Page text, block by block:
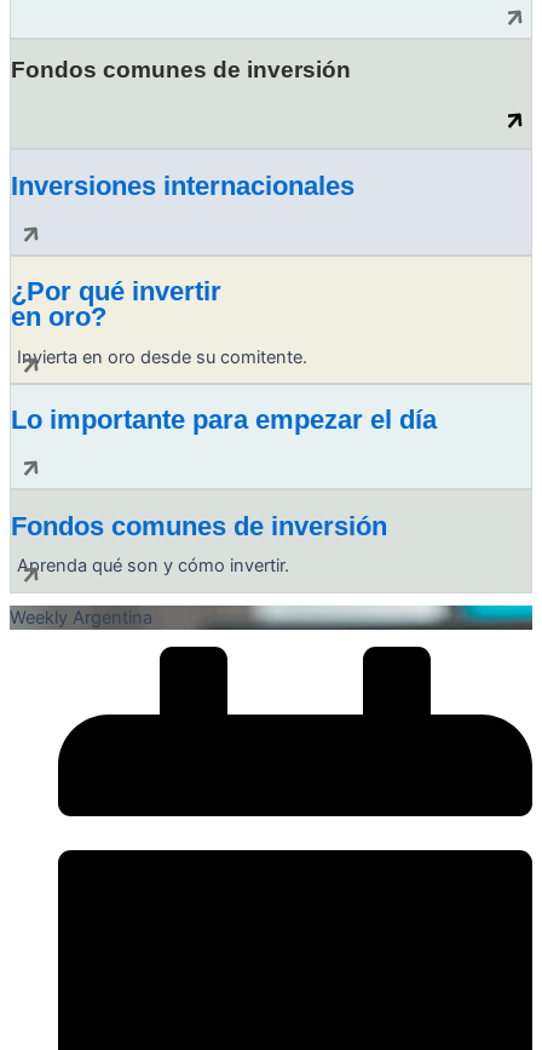
Fondos comunes de inversión
Inversiones internacionales
¿Por qué invertir
en oro?
Invierta en oro desde su comitente.
Lo importante para empezar el día
Fondos comunes de inversión
Aprenda qué son y cómo invertir.
Weekly Argentina